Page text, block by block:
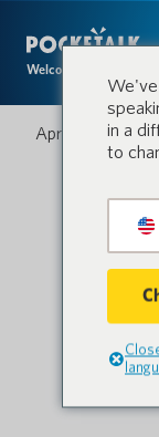
Welcome to the
April 2, 2021
in a
to